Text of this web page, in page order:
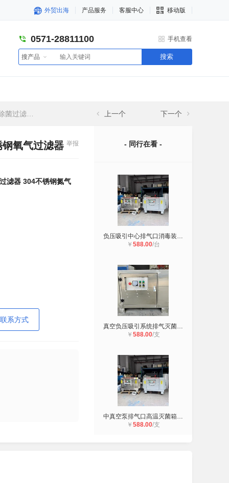
外贸出海 产品服务 客服中心 移动版
0571-28811100 手机查看
搜产品 搜索
钢氧气过滤器 上一个 下一个
氧气过滤器 举报
滤器 304不锈钢氮气
系方式
- 同行在看 -
负压吸引中心排气口消毒装置 医疗负
￥ 588.00/台
真空负压吸引系统排气灭菌器 医院真
￥ 588.00/支
中真空泵排气口高温灭菌箱 真空泵高
￥ 588.00/支